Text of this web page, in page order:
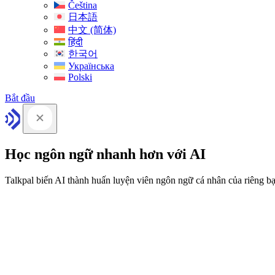
Čeština
日本語
中文 (简体)
हिंदी
한국어
Українська
Polski
Bắt đầu
Học ngôn ngữ nhanh hơn với AI
Talkpal biến AI thành huấn luyện viên ngôn ngữ cá nhân của riêng